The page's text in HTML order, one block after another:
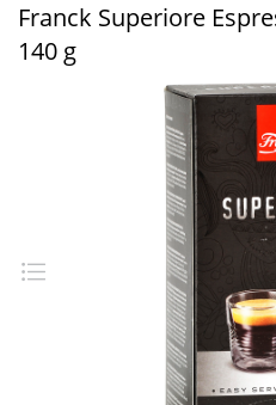
Franck Superiore
140 g